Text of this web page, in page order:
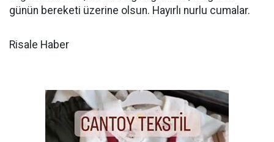
günün bereketi üzerine olsun. Hayırlı nurlu cumalar.
Risale Haber